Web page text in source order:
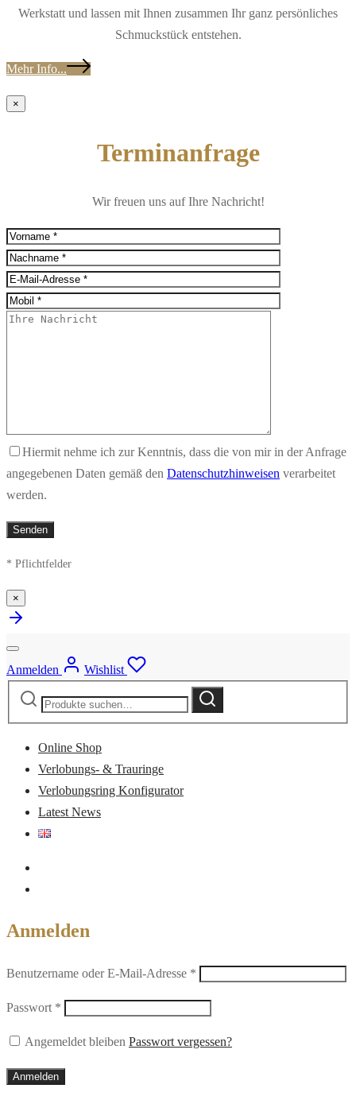
Werkstatt und lassen mit Ihnen zusammen Ihr ganz persönliches
Schmuckstück entstehen.
Mehr Info...
×
Terminanfrage
Wir freuen uns auf Ihre Nachricht!
Hiermit nehme ich zur Kenntnis, dass die von mir in der Anfrage
angegebenen Daten gemäß den Datenschutzhinweisen verarbeitet
werden.
* Pflichtfelder
×
Anmelden
Wishlist
Suche
Suche
Online Shop
Verlobungs- & Trauringe
Verlobungsring Konfigurator
Latest News
Anmelden
Benutzername oder E-Mail-Adresse *
Passwort *
Angemeldet bleiben Passwort vergessen?
Anmelden